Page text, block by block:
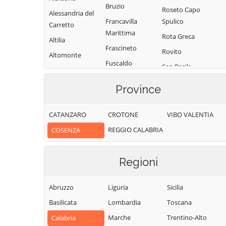
Alessandria del
Carretto
Altilia
Altomonte
Amantea
Belmonte
Calabro
Belsito
Bianchi
Bisignano
Bocchigliero
Bruzio
Francavilla
Marittima
Frascineto
Fuscaldo
Grisolia
Piemontese
Lago
Laino Castello
Roseto Capo
Spulico
Rota Greca
Rovito
San Basile
Albanese
San Demetrio
Corone
San Fili
San Giorgio
Albanese
Province
CATANZARO
COSENZA
CROTONE
REGGIO CALABRIA
VIBO VALENTIA
Regioni
Abruzzo
Basilicata
Calabria
Liguria
Lombardia
Marche
Sicilia
Toscana
Trentino-Alto